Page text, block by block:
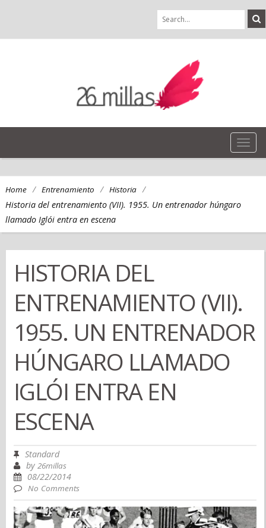
Home / Entrenamiento / Historia /
Historia del entrenamiento (VII). 1955. Un entrenador húngaro
llamado Iglói entra en escena
HISTORIA DEL
ENTRENAMIENTO (VII).
1955. UN ENTRENADOR
HÚNGARO LLAMADO
IGLÓI ENTRA EN
ESCENA
Standard
by26millas
08/22/2014
No Comments